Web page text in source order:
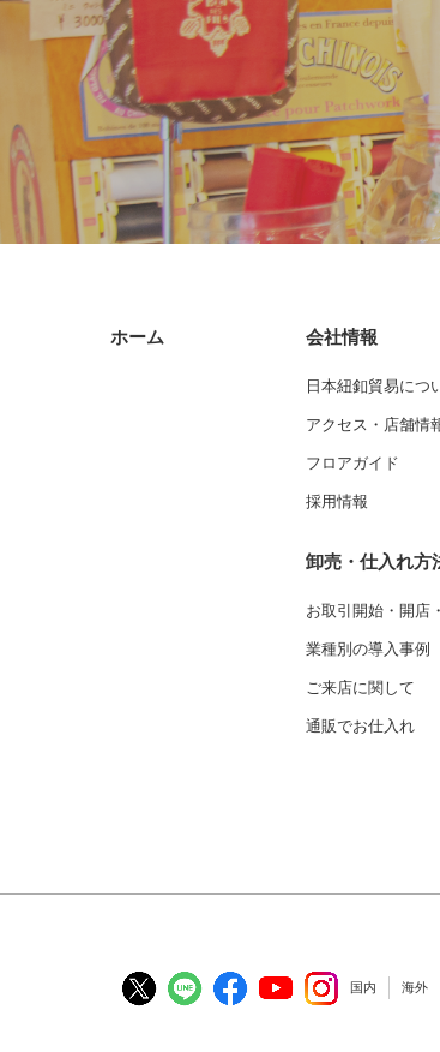
ホーム 会社情報
日本紐釦貿易につ
アクセス・店舗情
フロアガイド
採用情報
卸売・仕入れ方
お取引開始・開店
業種別の導入事例
ご来店に関して
通販でお仕入れ
国内 海外